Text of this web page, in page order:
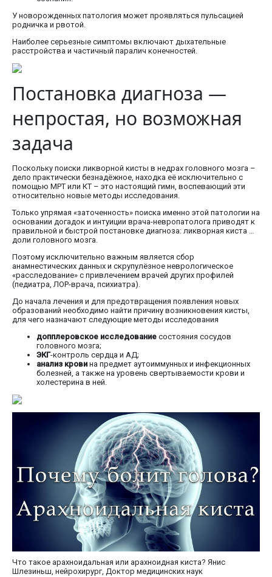
У новорожденных патология может проявляться пульсацией
родничка и рвотой.
Наиболее серьезные симптомы включают дыхательные
расстройства и частичный паралич конечностей.
Постановка диагноза —
непростая, но возможная
задача
Поскольку поиски ликворной кисты в недрах головного мозга –
дело практически безнадёжное, находка её исключительно с
помощью МРТ или КТ – это настоящий гимн, воспевающий эти
относительно новые методы исследования.
Только упрямая «заточенность» поиска именно этой патологии на
основании догадок и интуиции врача-невропатолога приводят к
правильной и быстрой постановке диагноза: ликворная киста …
доли головного мозга.
Поэтому исключительно важным является сбор
анамнестических данных и скрупулёзное неврологическое
«расследование» с привлечением врачей других профилей
(педиатра, ЛОР-врача, психиатра).
До начала лечения и для предотвращения появления новых
образований необходимо найти причину возникновения кисты,
для чего назначают следующие методы исследования
допплеровское исследование состояния сосудов
головного мозга;
ЭКГ-контроль сердца и АД;
анализ крови на предмет аутоиммунных и инфекционных
болезней, а также на уровень свертываемости крови и
холестерина в ней.
Что такое арахноидальная или арахноидная киста? Янис
Шлезиньш, нейрохирург, Доктор медицинских наук